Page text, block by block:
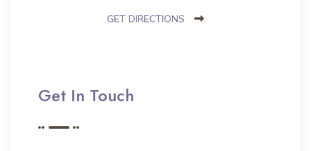
GET DIRECTIONS
Get In Touch